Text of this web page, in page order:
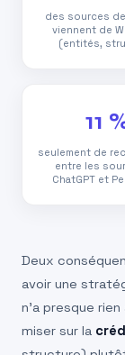
des sources de
viennent de
(entités,
11
seulement de
entre les
ChatGPT et
Deux
avoir une
n’a presque
miser sur la